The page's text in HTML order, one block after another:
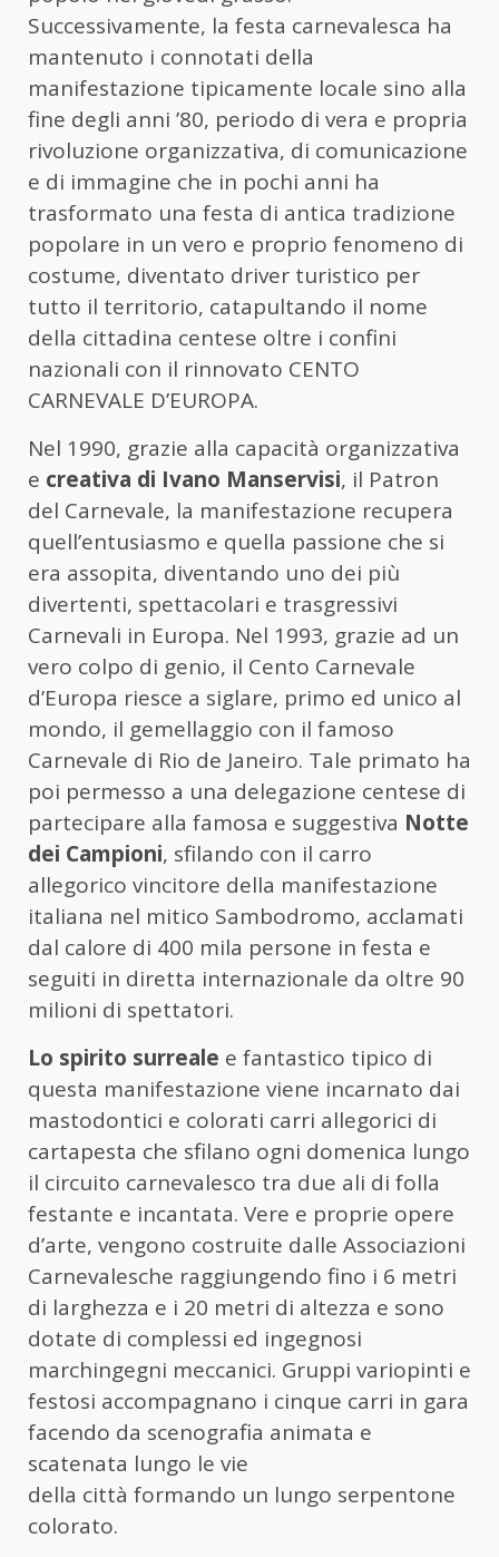
Successivamente, la festa carnevalesca ha
mantenuto i connotati della
manifestazione tipicamente locale sino alla
fine degli anni ’80, periodo di vera e propria
rivoluzione organizzativa, di comunicazione
e di immagine che in pochi anni ha
trasformato una festa di antica tradizione
popolare in un vero e proprio fenomeno di
costume, diventato driver turistico per
tutto il territorio, catapultando il nome
della cittadina centese oltre i confini
nazionali con il rinnovato CENTO
CARNEVALE D’EUROPA.
Nel 1990, grazie alla capacità organizzativa
e creativa di Ivano Manservisi, il Patron
del Carnevale, la manifestazione recupera
quell’entusiasmo e quella passione che si
era assopita, diventando uno dei più
divertenti, spettacolari e trasgressivi
Carnevali in Europa. Nel 1993, grazie ad un
vero colpo di genio, il Cento Carnevale
d’Europa riesce a siglare, primo ed unico al
mondo, il gemellaggio con il famoso
Carnevale di Rio de Janeiro. Tale primato ha
poi permesso a una delegazione centese di
partecipare alla famosa e suggestiva Notte
dei Campioni, sfilando con il carro
allegorico vincitore della manifestazione
italiana nel mitico Sambodromo, acclamati
dal calore di 400 mila persone in festa e
seguiti in diretta internazionale da oltre 90
milioni di spettatori.
Lo spirito surreale e fantastico tipico di
questa manifestazione viene incarnato dai
mastodontici e colorati carri allegorici di
cartapesta che sfilano ogni domenica lungo
il circuito carnevalesco tra due ali di folla
festante e incantata. Vere e proprie opere
d’arte, vengono costruite dalle Associazioni
Carnevalesche raggiungendo fino i 6 metri
di larghezza e i 20 metri di altezza e sono
dotate di complessi ed ingegnosi
marchingegni meccanici. Gruppi variopinti e
festosi accompagnano i cinque carri in gara
facendo da scenografia animata e
scatenata lungo le vie
della città formando un lungo serpentone
colorato.